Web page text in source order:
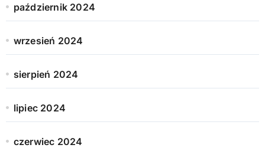
październik 2024
wrzesień 2024
sierpień 2024
lipiec 2024
czerwiec 2024